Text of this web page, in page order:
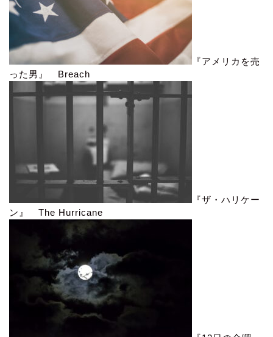
『アメリカを売
った男』 Breach
『ザ・ハリケー
ン』 The Hurricane